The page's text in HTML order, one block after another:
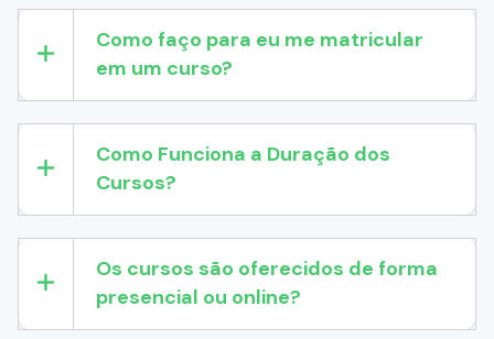
Como faço para eu me matricular
em um curso?
Como Funciona a Duração dos
Cursos?
Os cursos são oferecidos de forma
presencial ou online?